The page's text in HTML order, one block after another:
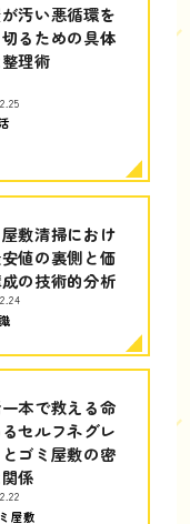
汚い悪循環を
るための具体
理術
敷清掃におけ
値の裏側と価
の技術的分析
本で救える命
セルフネグレ
ゴミ屋敷の密
係
屋敷